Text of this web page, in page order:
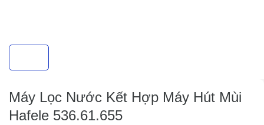
Máy Lọc Nước Kết Hợp Máy Hút Mùi
Hafele 536.61.655